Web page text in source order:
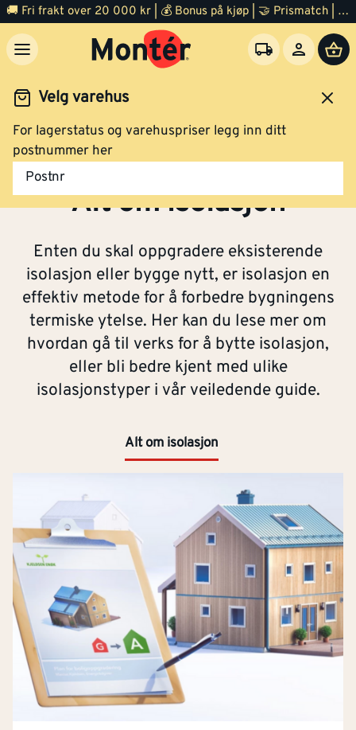
🚚 Fri frakt over 20 000 kr | 💰 Bonus på kjøp | 🤝 Prismatch | ⭐ 100% fornøyd garanti | 🏪 140 byggevarehus
Velg varehus
For lagerstatus og varehuspriser legg inn ditt
postnummer her
Postnr
Inspirasjon Isolasjon
Alt om isolasjon
Enten du skal oppgradere eksisterende
isolasjon eller bygge nytt, er isolasjon en
effektiv metode for å forbedre bygningens
termiske ytelse. Her kan du lese mer om
hvordan gå til verks for å bytte isolasjon,
eller bli bedre kjent med ulike
isolasjonstyper i vår veiledende guide.
Alt om isolasjon